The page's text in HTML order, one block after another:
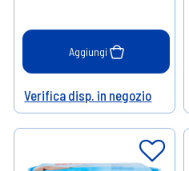
Aggiungi
Help
Verifica disp. in negozio